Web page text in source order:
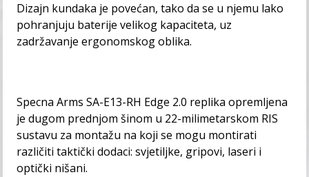
Dizajn kundaka je povećan, tako da se u njemu lako
pohranjuju baterije velikog kapaciteta, uz
zadržavanje ergonomskog oblika.
Specna Arms SA-E13-RH Edge 2.0 replika opremljena
je dugom prednjom šinom u 22-milimetarskom RIS
sustavu za montažu na koji se mogu montirati
različiti taktički dodaci: svjetiljke, gripovi, laseri i
optički nišani.